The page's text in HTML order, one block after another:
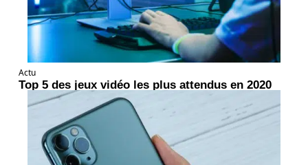
Actu
Top 5 des jeux vidéo les plus attendus en 2020